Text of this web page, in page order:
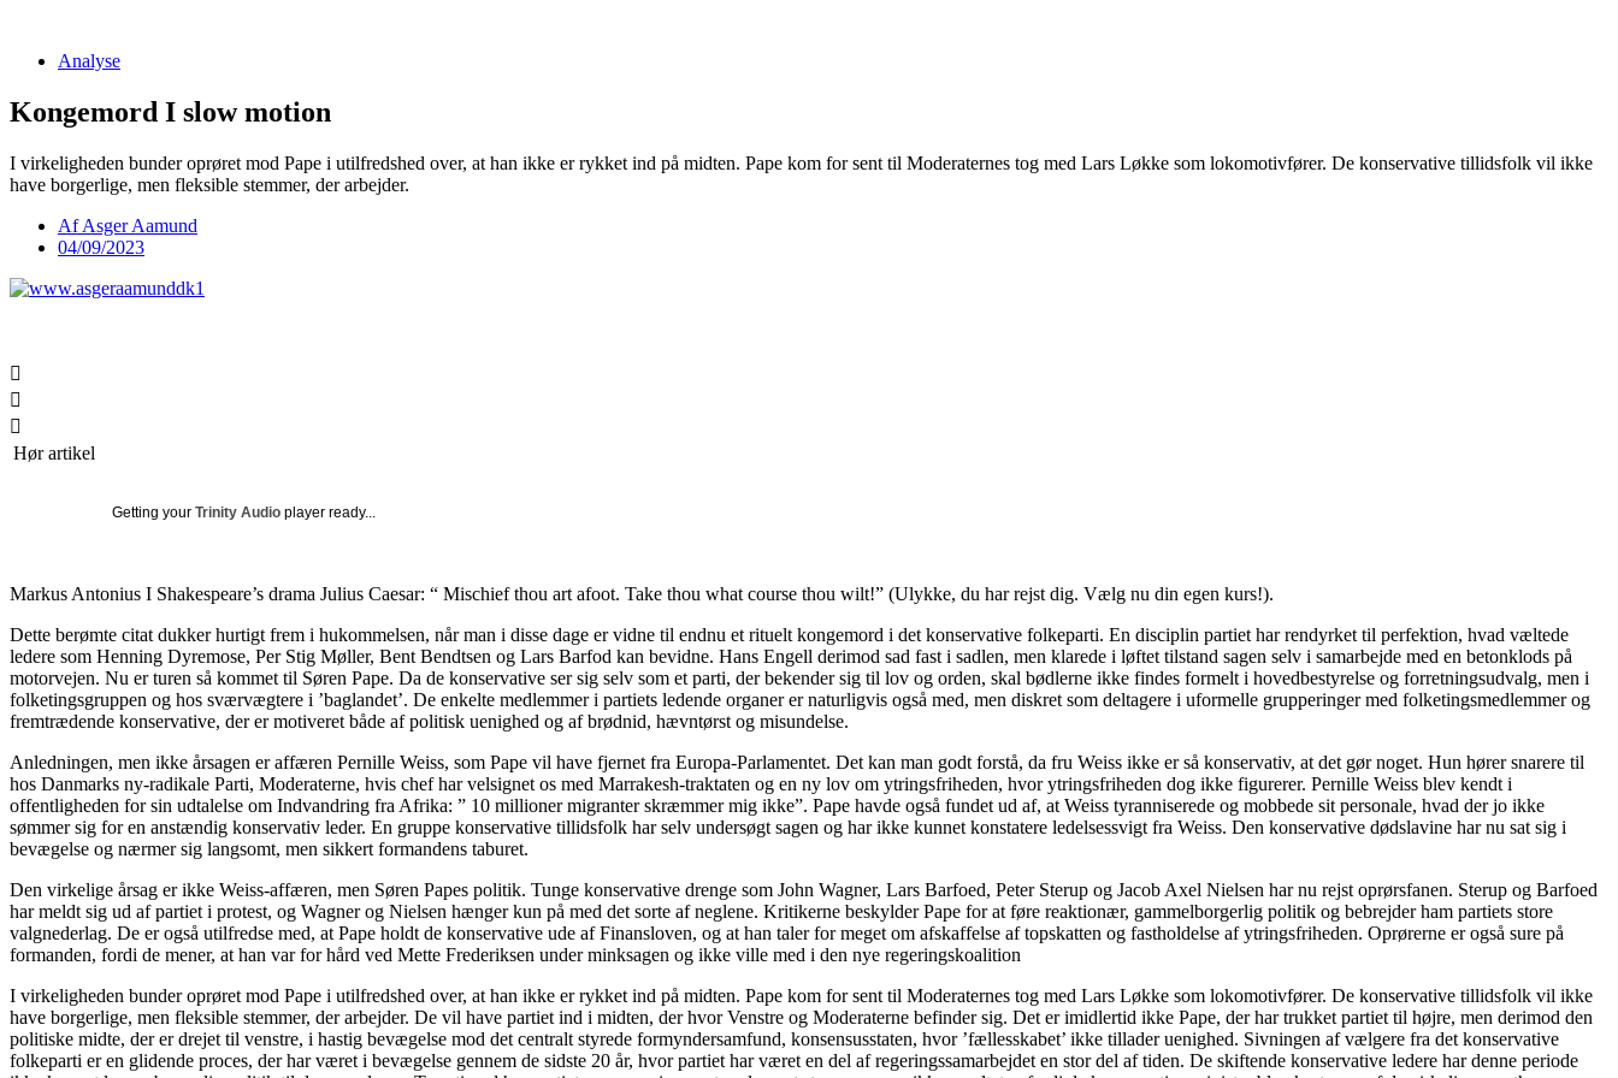
indholdAnalyse
Kongemord I slow motion
I virkeligheden bunder oprøret mod Pape i utilfredshed over, at han ikke er rykket ind på midten. Pape kom for sent til Moderaternes tog med Lars Løkke som lokomotivfører. De konservative tillidsfolk vil ikke
have borgerlige, men fleksible stemmer, der arbejder.
AfAsger Aamund
04/09/2023
Hør artikel
Getting your Trinity Audio player ready...
Markus Antonius I Shakespeare’s drama Julius Caesar: “ Mischief thou art afoot. Take thou what course thou wilt!” (Ulykke, du har rejst dig. Vælg nu din egen kurs!).
Dette berømte citat dukker hurtigt frem i hukommelsen, når man i disse dage er vidne til endnu et rituelt kongemord i det konservative folkeparti. En disciplin partiet har rendyrket til perfektion, hvad væltede
ledere som Henning Dyremose, Per Stig Møller, Bent Bendtsen og Lars Barfod kan bevidne. Hans Engell derimod sad fast i sadlen, men klarede i løftet tilstand sagen selv i samarbejde med en betonklods på
motorvejen. Nu er turen så kommet til Søren Pape. Da de konservative ser sig selv som et parti, der bekender sig til lov og orden, skal bødlerne ikke findes formelt i hovedbestyrelse og forretningsudvalg, men i
folketingsgruppen og hos sværvægtere i ’baglandet’. De enkelte medlemmer i partiets ledende organer er naturligvis også med, men diskret som deltagere i uformelle grupperinger med folketingsmedlemmer og
fremtrædende konservative, der er motiveret både af politisk uenighed og af brødnid, hævntørst og misundelse.
Anledningen, men ikke årsagen er affæren Pernille Weiss, som Pape vil have fjernet fra Europa-Parlamentet. Det kan man godt forstå, da fru Weiss ikke er så konservativ, at det gør noget. Hun hører snarere til
hos Danmarks ny-radikale Parti, Moderaterne, hvis chef har velsignet os med Marrakesh-traktaten og en ny lov om ytringsfriheden, hvor ytringsfriheden dog ikke figurerer. Pernille Weiss blev kendt i
offentligheden for sin udtalelse om Indvandring fra Afrika: ” 10 millioner migranter skræmmer mig ikke”. Pape havde også fundet ud af, at Weiss tyranniserede og mobbede sit personale, hvad der jo ikke
sømmer sig for en anstændig konservativ leder. En gruppe konservative tillidsfolk har selv undersøgt sagen og har ikke kunnet konstatere ledelsessvigt fra Weiss. Den konservative dødslavine har nu sat sig i
bevægelse og nærmer sig langsomt, men sikkert formandens taburet.
Den virkelige årsag er ikke Weiss-affæren, men Søren Papes politik. Tunge konservative drenge som John Wagner, Lars Barfoed, Peter Sterup og Jacob Axel Nielsen har nu rejst oprørsfanen. Sterup og Barfoed
har meldt sig ud af partiet i protest, og Wagner og Nielsen hænger kun på med det sorte af neglene. Kritikerne beskylder Pape for at føre reaktionær, gammelborgerlig politik og bebrejder ham partiets store
valgnederlag. De er også utilfredse med, at Pape holdt de konservative ude af Finansloven, og at han taler for meget om afskaffelse af topskatten og fastholdelse af ytringsfriheden. Oprørerne er også sure på
formanden, fordi de mener, at han var for hård ved Mette Frederiksen under minksagen og ikke ville med i den nye regeringskoalition
I virkeligheden bunder oprøret mod Pape i utilfredshed over, at han ikke er rykket ind på midten. Pape kom for sent til Moderaternes tog med Lars Løkke som lokomotivfører. De konservative tillidsfolk vil ikke
have borgerlige, men fleksible stemmer, der arbejder. De vil have partiet ind i midten, der hvor Venstre og Moderaterne befinder sig. Det er imidlertid ikke Pape, der har trukket partiet til højre, men derimod den
politiske midte, der er drejet til venstre, i hastig bevægelse mod det centralt styrede formyndersamfund, konsensusstaten, hvor ’fællesskabet’ ikke tillader uenighed. Sivningen af vælgere fra det konservative
folkeparti er en glidende proces, der har været i bevægelse gennem de sidste 20 år, hvor partiet har været en del af regeringssamarbejdet en stor del af tiden. De skiftende konservative ledere har denne periode